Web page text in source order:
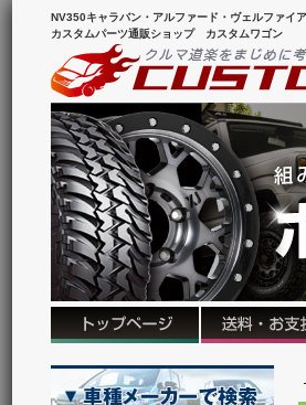
NV350キャラバン・アルファード・ヴェルファイ
カスタムパーツ通販ショップ カスタムワゴン